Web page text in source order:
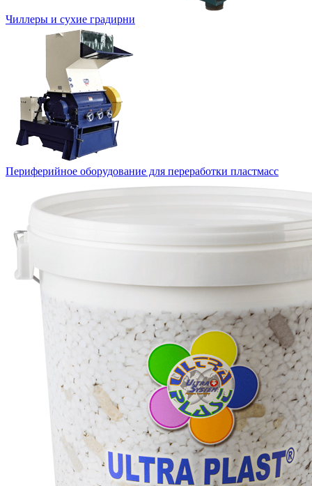
Чиллеры и сухие градирни
Периферийное оборудование для переработки пластмасс